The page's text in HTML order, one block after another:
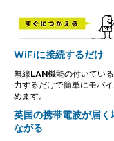
WiFiに接続するだけ
無線LAN機能の付いてい
力するだけで簡単にモバ
めます。
英国の携帯電波が届
ながる